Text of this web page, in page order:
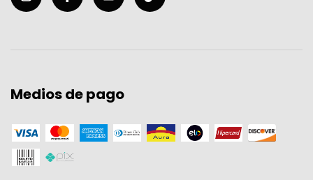
Medios de pago